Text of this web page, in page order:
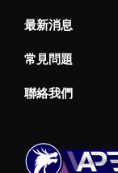
最新消息
常見問題
聯絡我們